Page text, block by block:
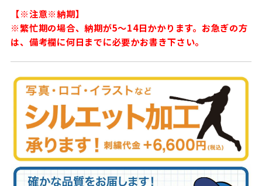
【※注意※納期】
※繁忙期の場合、納期が5〜14日かかります。お急ぎの方
は、備考欄に何日までに必要かお書き下さい。